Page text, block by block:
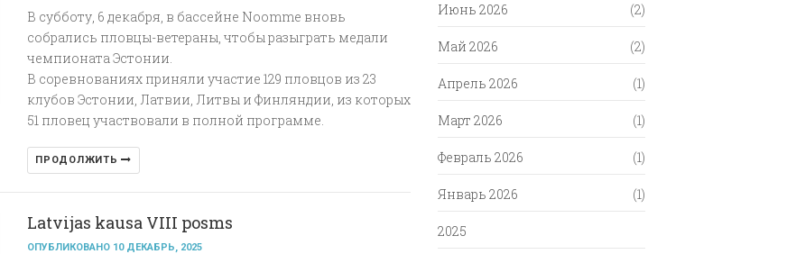
В субботу, 6 декабря, в бассейне Noomme вновь
собрались пловцы-ветераны, чтобы разыграть медали
чемпионата Эстонии.
В соревнованиях приняли участие 129 пловцов из 23
клубов Эстонии, Латвии, Литвы и Финляндии, из которых
51 пловец участвовали в полной программе.
ПРОДОЛЖИТЬ
Latvijas kausa VIII posms
ОПУБЛИКОВАНО 10 ДЕКАБРЬ, 2025
Июнь 2026 (2)
Май 2026 (2)
Апрель 2026 (1)
Март 2026 (1)
Февраль 2026 (1)
Январь 2026 (1)
2025